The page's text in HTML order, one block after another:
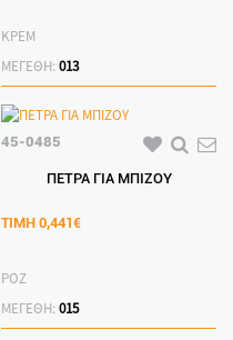
ΚΡΕΜ
ΜΕΓΕΘΗ: 013
45-0485
ΠΕΤΡΑ ΓΙΑ ΜΠΙΖΟΥ
ΤΙΜΗ 0,441€
ΡΟΖ
ΜΕΓΕΘΗ: 015